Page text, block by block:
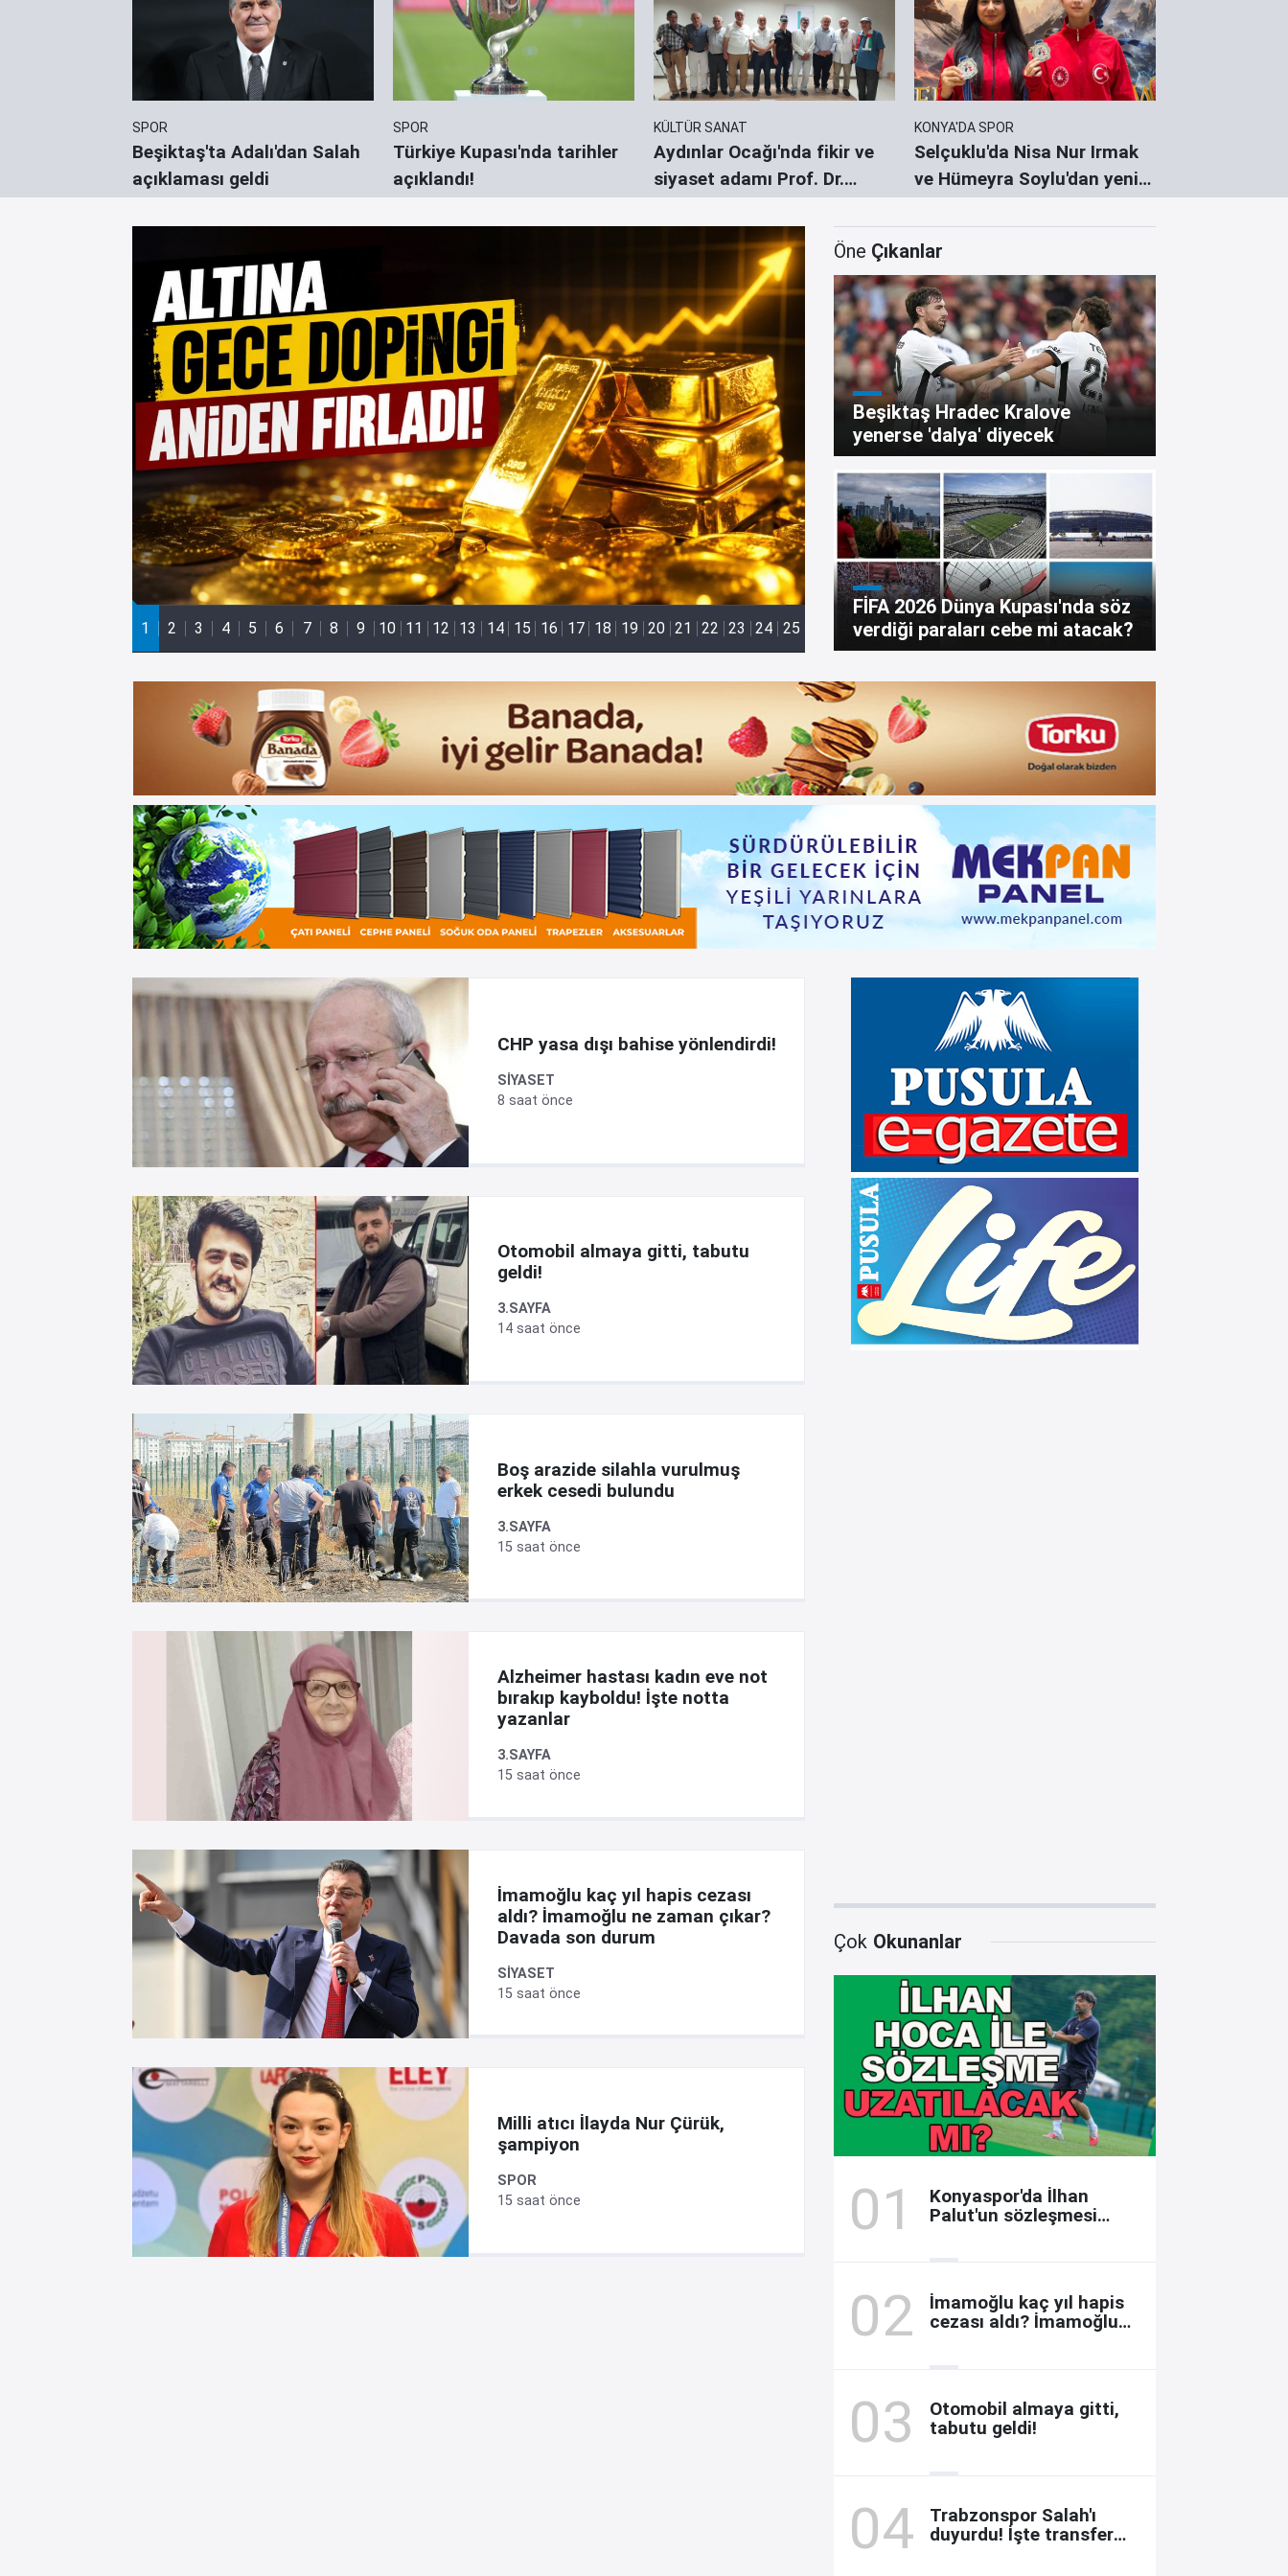
SPOR
Beşiktaş'ta Adalı'dan Salah
açıklaması geldi
SPOR
Türkiye Kupası'nda tarihler
açıklandı!
KÜLTÜR SANAT
Aydınlar Ocağı'nda fikir ve
siyaset adamı Prof. Dr.
KONYA'DA SPOR
Selçuklu'da Nisa Nur Irmak
ve Hümeyra Soylu'dan yeni
Öne Çıkanlar
Beşiktaş Hradec Kralove
yenerse 'dalya' diyecek
FİFA 2026 Dünya Kupası'nda söz
verdiği paraları cebe mi atacak?
CHP yasa dışı bahise yönlendirdi!
SİYASET
8 saat önce
Otomobil almaya gitti, tabutu
geldi!
3.SAYFA
14 saat önce
Boş arazide silahla vurulmuş
erkek cesedi bulundu
3.SAYFA
15 saat önce
Alzheimer hastası kadın eve not
bırakıp kayboldu! İşte notta
yazanlar
3.SAYFA
15 saat önce
İmamoğlu kaç yıl hapis cezası
aldı? İmamoğlu ne zaman çıkar?
Davada son durum
SİYASET
15 saat önce
Milli atıcı İlayda Nur Çürük,
şampiyon
SPOR
15 saat önce
Çok Okunanlar
Konyaspor'da İlhan
Palut'un sözleşmesi
İmamoğlu kaç yıl hapis
cezası aldı? İmamoğlu
Otomobil almaya gitti,
tabutu geldi!
Trabzonspor Salah'ı
duyurdu! İşte transfer